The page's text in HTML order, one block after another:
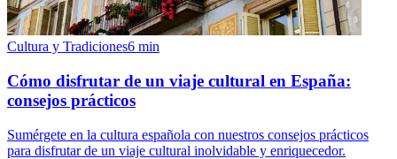
Cultura y Tradiciones6 min
Cómo disfrutar de un viaje cultural en España:
consejos prácticos
Sumérgete en la cultura española con nuestros consejos prácticos
para disfrutar de un viaje cultural inolvidable y enriquecedor.